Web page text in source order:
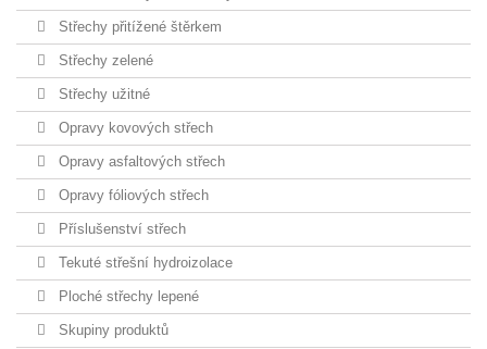
Střechy přitížené štěrkem
Střechy zelené
Střechy užitné
Opravy kovových střech
Opravy asfaltových střech
Opravy fóliových střech
Příslušenství střech
Tekuté střešní hydroizolace
Ploché střechy lepené
Skupiny produktů